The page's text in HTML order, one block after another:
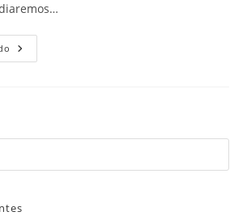
Física
Y